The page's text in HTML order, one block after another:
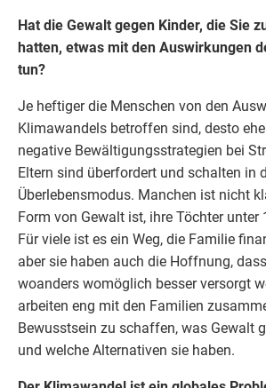
Hat die Gewalt gegen Kinder, die Sie
hatten, etwas mit den Auswirkungen
tun?
Je heftiger die Menschen von den
Klimawandels betroffen sind, desto
negative Bewältigungsstrategien bei
Eltern sind überfordert und schalten in
Überlebensmodus. Manchen ist nicht
Form von Gewalt ist, ihre Töchter unter
Für viele ist es ein Weg, die Familie
aber sie haben auch die Hoffnung,
woanders womöglich besser versorgt
arbeiten eng mit den Familien
Bewusstsein zu schaffen, was Gewalt
und welche Alternativen sie haben.